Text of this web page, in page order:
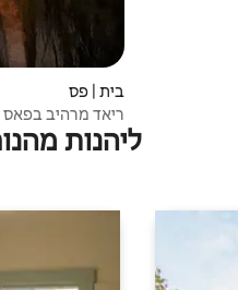
בית | פס
ריאד מרהיב בפאס (4
ליהנות